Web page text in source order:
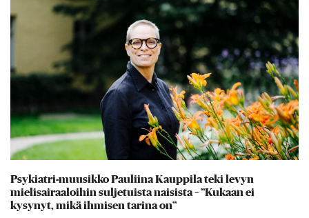
Psykiatri-muusikko Pauliina Kauppila teki levyn
mielisairaaloihin suljetuista naisista – ”Kukaan ei
kysynyt, mikä ihmisen tarina on”